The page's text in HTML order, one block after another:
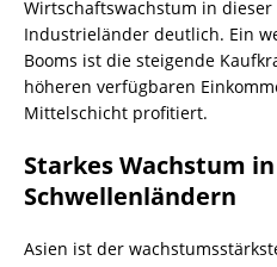
Wirtschaftswachstum in
Industrieländer deutlich. Ein
Booms ist die steigende
höheren verfügbaren
Mittelschicht profitiert.
Starkes Wachstum
Schwellenländern
Asien ist der